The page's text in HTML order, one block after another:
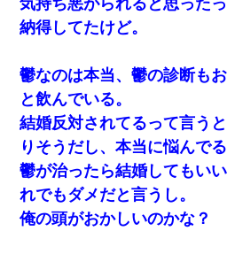
納得してたけど。
鬱なのは本当、鬱の診断も
と飲んでいる。
結婚反対されてるって言う
りそうだし、本当に悩んでる
鬱が治ったら結婚してもい
れでもダメだと言うし。
俺の頭がおかしいのかな？